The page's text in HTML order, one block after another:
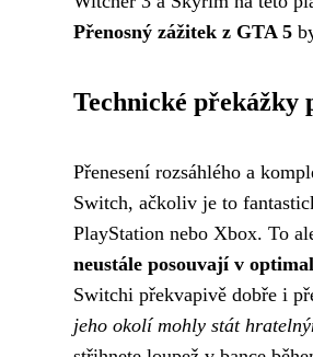
Přenosný zážitek z GTA 5
Technické překážky
Přenesení rozsáhlého a
Switch, ačkoliv je to
PlayStation nebo Xbox. To
neustále posouvají v
Switchi překvapivě dobře i
jeho okolí mohly stát